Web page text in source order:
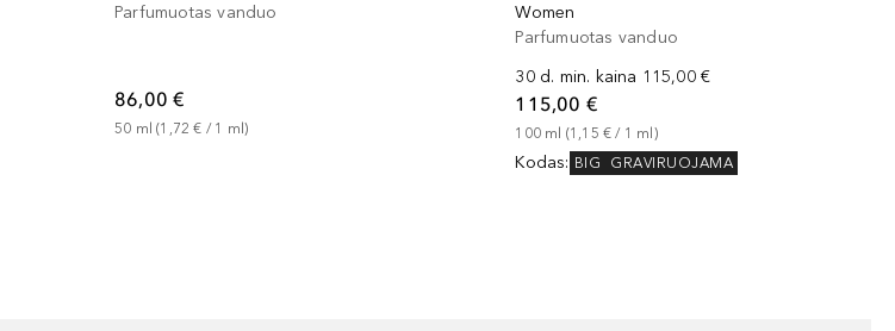
Parfumuotas vanduo
86,00 €
50 ml (1,72 € / 1 ml)
Women
Parfumuotas vanduo
30 d. min. kaina 115,00 €
115,00 €
100 ml (1,15 € / 1 ml )
Kodas: BIG GRAVIRUOJAMA